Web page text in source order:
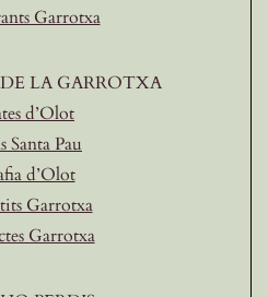
Garrotxa
LA GARROTXA
d’Olot
Santa Pau
d’Olot
Garrotxa
Garrotxa